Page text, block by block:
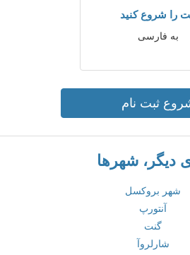
را شروع کنید
به فارسی
ثبت نام
دیگر، شهرها
شهر بروکسل
آنتورپ
گنت
شارلروآ